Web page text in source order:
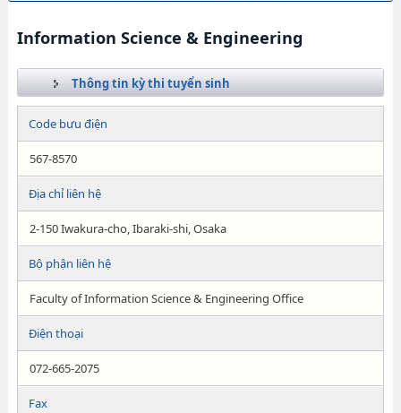
Information Science & Engineering
Thông tin kỳ thi tuyển sinh
Code bưu điện
567-8570
Địa chỉ liên hệ
2-150 Iwakura-cho, Ibaraki-shi, Osaka
Bộ phận liên hệ
Faculty of Information Science & Engineering Office
Điện thoại
072-665-2075
Fax